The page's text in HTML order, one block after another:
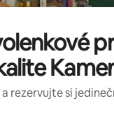
rezervujte si